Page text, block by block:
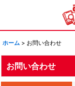
ホーム > お問い合わせ
お問い合わせ